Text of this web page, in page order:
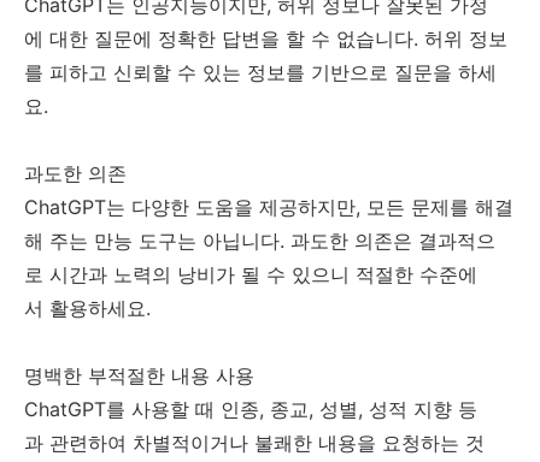
에 대한 질문에 정확한 답변을 할 수 없습니다. 허위 정보
를 피하고 신뢰할 수 있는 정보를 기반으로 질문을 하세
요.
과도한 의존
ChatGPT는 다양한 도움을 제공하지만, 모든 문제를 해결
해 주는 만능 도구는 아닙니다. 과도한 의존은 결과적으
로 시간과 노력의 낭비가 될 수 있으니 적절한 수준에
서 활용하세요.
명백한 부적절한 내용 사용
ChatGPT를 사용할 때 인종, 종교, 성별, 성적 지향 등
과 관련하여 차별적이거나 불쾌한 내용을 요청하는 것